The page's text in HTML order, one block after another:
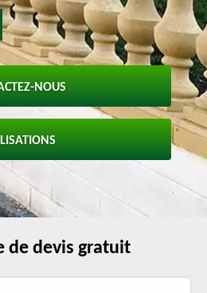
NOUS
de devis gratuit